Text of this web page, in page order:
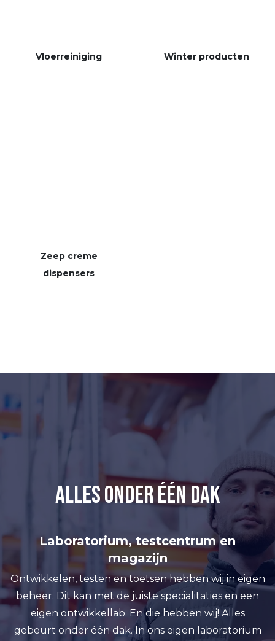
Vloerreiniging Winter producten
Zeep creme
dispensers
alles onder één dak
Laboratorium, testcentrum en
magazijn
Ontwikkelen, testen en toetsen hebben wij in eigen
beheer. Dit kan met de juiste specialitaties en een
eigen ontwikkellab. En die hebben wij! Alles
gebeurt onder één dak. In ons eigen laboratorium